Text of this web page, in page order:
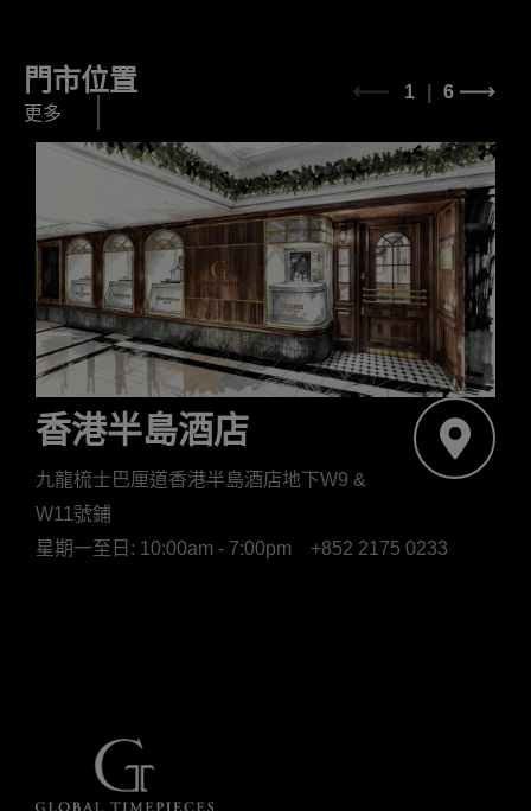
門市位置
更多
香港半島酒店
九龍梳士巴厘道香港半島酒店地下W9 &
W11號鋪
星期一至日: 10:00am - 7:00pm
+852 2175 0233
1 6